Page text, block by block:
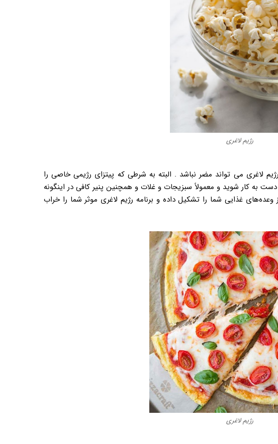
رژیم لاغری
لاغری می تواند مضر نباشد . البته به شرطی که پیتزای رژیمی خاصی را
به کار شوید و معمولاً سبزیجات و غلات و همچنین پنیر کافی در اینگونه
وعده‌های غذایی شما را تشکیل داده و برنامه رژیم لاغری موثر شما را خراب
رژیم لاغری